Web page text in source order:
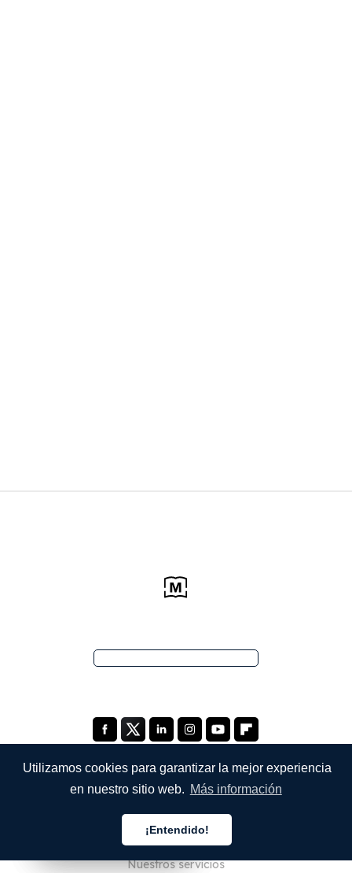
Utilizamos cookies para garantizar la mejor experiencia
en nuestro sitio web. Más información
¡Entendido!
Quiénes somos
Nuestros servicios
Español
Español
Español